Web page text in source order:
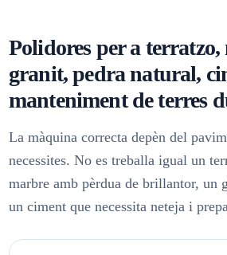
Polidores per a
granit, pedra natural,
manteniment de terres
La màquina correcta depèn del
necessites. No es treballa igual un
marbre amb pèrdua de brillantor, un
un ciment que necessita neteja i